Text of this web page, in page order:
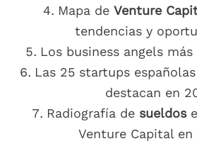
Mapa de Venture
tendencias y
Los business angels
Las 25 startups
destacan en
Radiografía de sueldos
Venture Capital en